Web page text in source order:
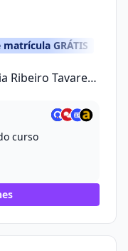
GRÁTIS
Ribeiro Tavares,
curso